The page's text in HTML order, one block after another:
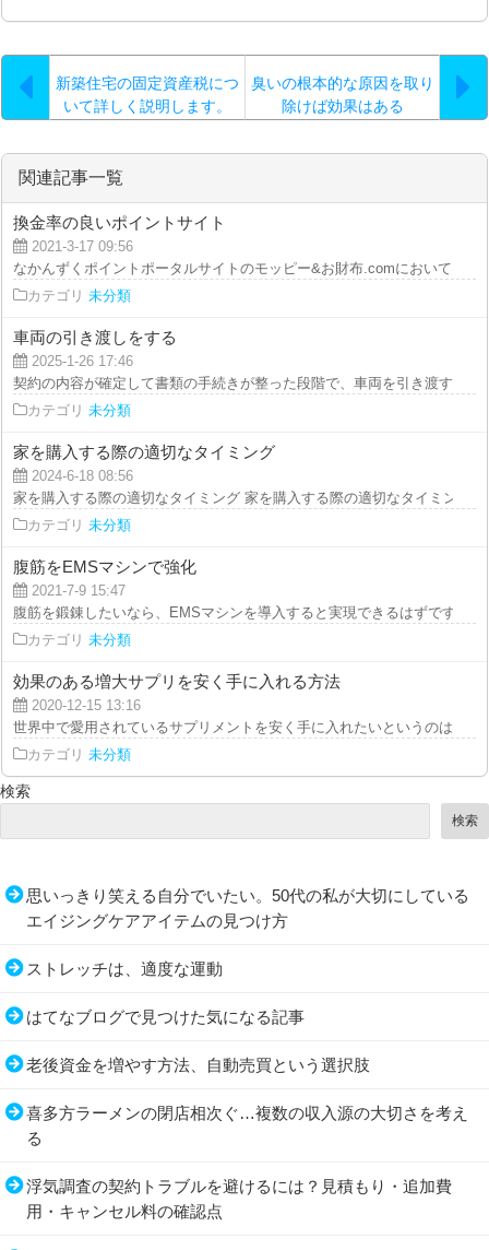
新築住宅の固定資産税につ
いて詳しく説明します。
臭いの根本的な原因を取り
除けば効果はある
関連記事一覧
換金率の良いポイントサイト
2021-3-17 09:56
なかんずくポイントポータルサイトのモッピー&お財布.comにおいては換
カテゴリ 未分類
車両の引き渡しをする
2025-1-26 17:46
契約の内容が確定して書類の手続きが整った段階で、車両を引き渡す準備
カテゴリ 未分類
家を購入する際の適切なタイミング
2024-6-18 08:56
家を購入する際の適切なタイミング 家を購入する際の適切なタイミング
カテゴリ 未分類
腹筋をEMSマシンで強化
2021-7-9 15:47
腹筋を鍛錬したいなら、EMSマシンを導入すると実現できるはずです。
カテゴリ 未分類
効果のある増大サプリを安く手に入れる方法
2020-12-15 13:16
世界中で愛用されているサプリメントを安く手に入れたいというのは誰し
カテゴリ 未分類
検索
検索
思いっきり笑える自分でいたい。50代の私が大切にしている
エイジングケアアイテムの見つけ方
ストレッチは、適度な運動
はてなブログで見つけた気になる記事
老後資金を増やす方法、自動売買という選択肢
喜多方ラーメンの閉店相次ぐ…複数の収入源の大切さを考え
る
浮気調査の契約トラブルを避けるには？見積もり・追加費
用・キャンセル料の確認点